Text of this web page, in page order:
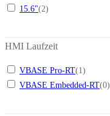
15.6"(2)
HMI Laufzeit
VBASE Pro-RT(1)
VBASE Embedded-RT(0)